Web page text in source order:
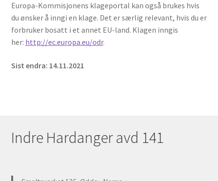
Europa-Kommisjonens klageportal kan også brukes hvis
du ønsker å inngi en klage. Det er særlig relevant, hvis du er
forbruker bosatt i et annet EU-land. Klagen inngis
her: http://ec.europa.eu/odr.
Sist endra: 14.11.2021
Indre Hardanger avd 141